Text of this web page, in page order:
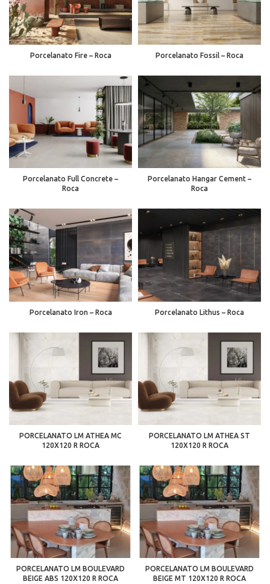
Porcelanato Fire – Roca Porcelanato Fossil – Roca
Porcelanato Full Concrete –
Roca
Porcelanato Hangar Cement –
Roca
Porcelanato Iron – Roca Porcelanato Lithus – Roca
PORCELANATO LM ATHEA MC
120X120 R ROCA
PORCELANATO LM ATHEA ST
120X120 R ROCA
PORCELANATO LM BOULEVARD
BEIGE ABS 120X120 R ROCA
PORCELANATO LM BOULEVARD
BEIGE MT 120X120 R ROCA